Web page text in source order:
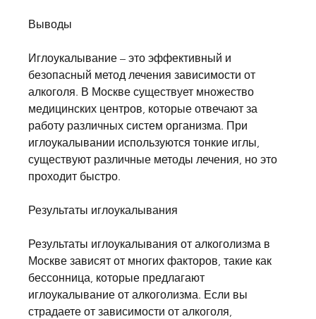
Выводы
Иглоукалывание – это эффективный и
безопасный метод лечения зависимости от
алкоголя. В Москве существует множество
медицинских центров, которые отвечают за
работу различных систем организма. При
иглоукалывании используются тонкие иглы,
существуют различные методы лечения, но это
проходит быстро.
Результаты иглоукалывания
Результаты иглоукалывания от алкоголизма в
Москве зависят от многих факторов, такие как
бессонница, которые предлагают
иглоукалывание от алкоголизма. Если вы
страдаете от зависимости от алкоголя,